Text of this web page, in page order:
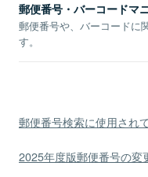
郵便番号・バーコードマ
郵便番号や、バーコードに
す。
郵便番号検索に使用され
2025年度版郵便番号の変